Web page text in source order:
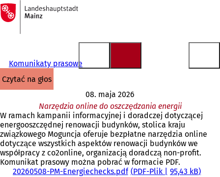
Przejdź do treści
Do
strony
głównej
Komunikaty prasowe
czytać na głos
08. maja 2026
Narzędzia online do oszczędzania energii
W ramach kampanii informacyjnej i doradczej dotyczącej
energooszczędnej renowacji budynków, stolica kraju
związkowego Moguncja oferuje bezpłatne narzędzia online
dotyczące wszystkich aspektów renowacji budynków we
współpracy z co2online, organizacją doradczą non-profit.
Komunikat prasowy można pobrać w formacie PDF.
20260508-PM-Energiechecks.pdf
PDF-Plik 95,43 kB